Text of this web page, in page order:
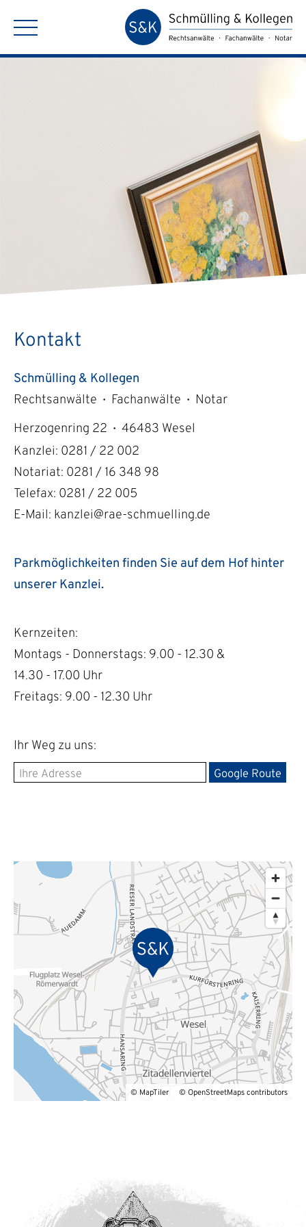
Kontakt
Schmülling & Kollegen
Rechtsanwälte
• Fachanwälte •
Notar
Herzogenring 22
• 46483 Wesel
Kanzlei: 0281 / 22 002
Notariat: 0281 / 16 348 98
Telefax: 0281 / 22 005
E-Mail: kanzlei@rae-schmuelling.de
Parkmöglichkeiten finden Sie auf dem Hof hinter
unserer Kanzlei.
Kernzeiten:
Montags - Donnerstags: 9.00 - 12.30 &
14.30 - 17.00 Uhr
Freitags: 9.00 - 12.30 Uhr
Ihr Weg zu uns:
© MapTiler© OpenStreetMapscontributors